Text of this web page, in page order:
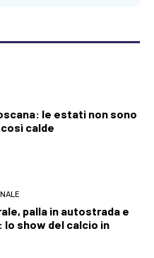
le estati non sono
calde
palla in autostrada e
lo show del calcio in